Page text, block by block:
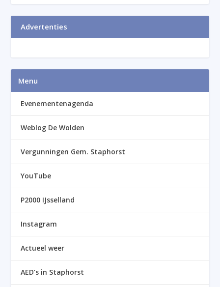
Advertenties
Menu
Evenementenagenda
Weblog De Wolden
Vergunningen Gem. Staphorst
YouTube
P2000 IJsselland
Instagram
Actueel weer
AED’s in Staphorst